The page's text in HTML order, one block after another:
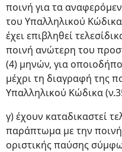
ποινή για τα
του Υπαλληλικού
έχει επιβληθεί
ποινή ανώτερη του
(4) μηνών, για
μέχρι τη διαγραφή της
Υπαλληλικού Κώδικα
γ) έχουν καταδικαστεί
παράπτωμα με την
οριστικής παύσης